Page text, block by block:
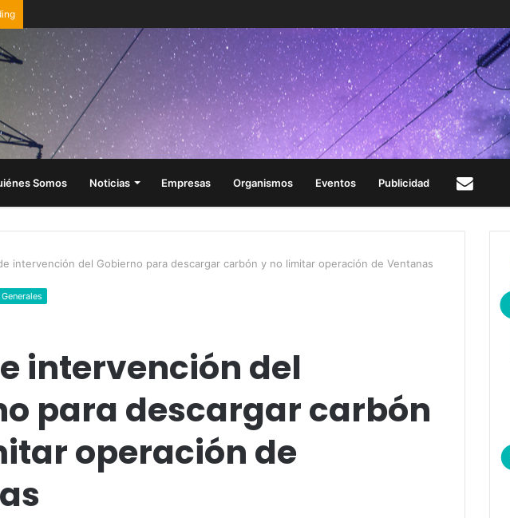
Somos Noticias Empresas Organismos Eventos Publicidad
intervención del Gobierno para descargar carbón y no limitar operación de Ventanas
intervención del
para descargar carbón
operación de